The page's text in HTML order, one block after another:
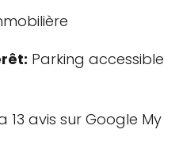
Parking accessible
13 avis sur Google My